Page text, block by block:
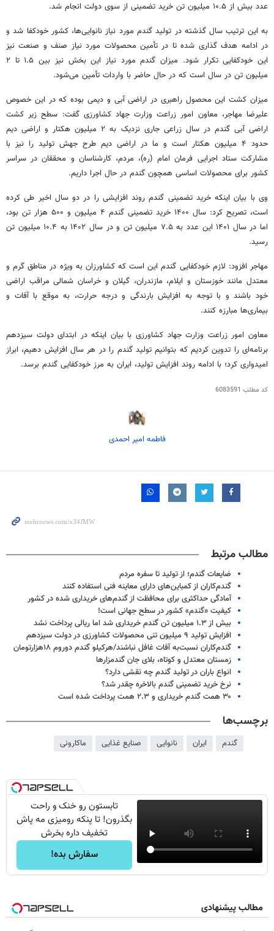
عدد بیش از ۱۰.۵ میلیون تن خرید تضمینی از سوی دولت انجام شد.
به این ترتیب سال گذشته در تولید گندم مورد نیاز نانوایی‌ها، کشور خودکفا شد و
در ادامه هدف گذاری شده تا در تأمین محصولات مورد نیاز صنف و صنعت نیز
این خودکفایی تکرار شود. میزان گندم مورد نیاز این بخش نیز بین ۱.۵ تا ۲
میلیون تن در سال است که در حال حاضر با واردات تأمین می‌شود.
میزان کشت این محصول راهبری در اراضی آبی ودیمی بوده که در این خصوص
علیرضا مهاجر، معاون امور زراعت وزارت جهاد کشاورزی گفت: سطح زیر کشت
اراضی آبی گندم در سال زراعی جاری نزدیک به ۲ میلیون هکتار و اراضی
دیم
حدود ۴ میلیون هکتار است و ما در اراضی
دیم طرح جهش تولید را نیز با
مشارکت ستاد اجرایی فرمان امام (ره)، مردم، کارشناسان و محققان در سراسر
کشور برای محصولات اساسی همچون گندم در حال اجرا داریم.
وی با بیان اینکه خرید تضمینی گندم روند افزایشی را در دو سال اخیر طی کرده
است، تصریح کرد: سال ۱۴۰۰ خرید تضمینی گندم ۴ میلیون و ۵۰۰ هزار تن بود،
اما در سال ۱۴۰۱ این عدد به ۷.۵ میلیون تن و در سال ۱۴۰۲ به ۱۰.۴ میلیون تن
رسید.
مهاجر افزود: لازم خودکفایی گندم این است که کشاورزان به ویژه در مناطق گرم و
معتدل مانند خوزستان و ایلام، مازندران، گیلان و خراسان شمالی مراقب اراضی
خود باشند و با توجه به افزایش بارندگی و درجه حرارت، به موقع با آفات و
بیماری‌ها مبارزه کنند.
معاون امور زراعت وزارت جهاد کشاورزی با بیان اینکه در ابتدای دولت سیزدهم
برنامه‌ای را تدوین کردیم که بتوانیم تولید گندم را در هر سال افزایش دهیم، ابراز
امیدواری کرد؛ با ادامه روند افزایش تولید، ایران به مرز خودکفایی گندم برسد.
کد مطلب 6083591
فاطمه امیر احمدی
مطالب مرتبط
ضایعات گندم؛ از تولید تا سفره مردم
گندم‌کاران از کمباین‌های دارای معاینه فنی استفاده کنند
آمادگی حداکثری برای محافظت از گندم‌های خریداری شده در کشور
کیفیت «گندم» کشور در سطح جهانی است!
بیش از ۱.۳ میلیون تن گندم خریداری شد اما ریالی پرداخت نشد
افزایش تولید ۹ میلیون تنی محصولات کشاورزی در دولت سیزدهم
گندم‌کاران نسبت‌به آفات غافل نباشند/هرکیلو گندم دوروم ۱۸هزارتومان
زمستان معتدل و کوتاه، بلای جان گندمزارها
انواع باران در تولید گندم چه نقشی دارد؟
نرخ خرید تضمینی گندم بالاخره چقدر شد؟
۳۰ همت گندم خریداری و ۲.۳ همت پرداخت شده است
برچسب‌ها
گندم ایران نانوایی صنایع غذایی ماکارونی
تابستون رو خنک و راحت
بگذرون! تا پنکه رومیزی مه پاش
تخفیف داره بخرش
سفارش بده!
مطالب پیشنهادی